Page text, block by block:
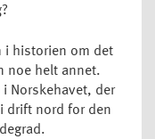
i historien om det
noe helt annet.
Norskehavet, der
drift nord for den